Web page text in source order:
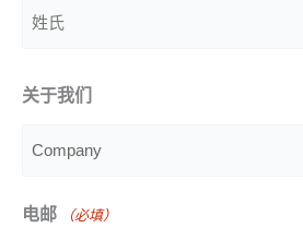
名
关于我们
电邮 （必填）